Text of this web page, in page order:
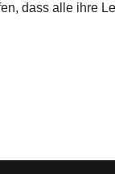
dass alle ihre